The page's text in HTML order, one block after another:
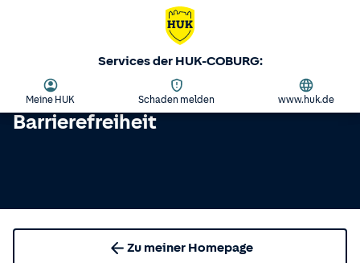
Services der HUK-COBURG:
Meine HUK Schaden melden www.huk.de
Barrierefreiheit
Zu meiner Homepage